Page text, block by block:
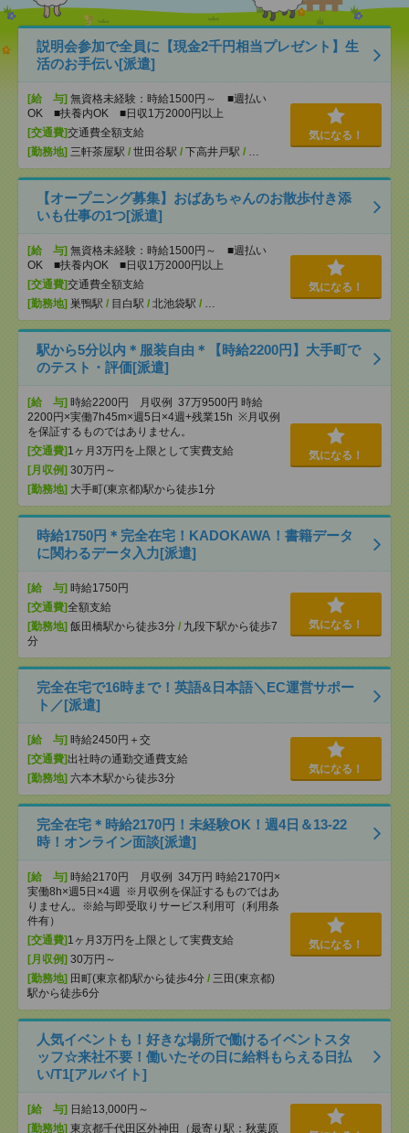
説明会参加で全員に【現金2千円相当プレゼント】生
活のお手伝い[派遣]
[給 与] 無資格未経験：時給1500円～ ■週払い
OK ■扶養内OK ■日収1万2000円以上
[交通費]交通費全額支給
[勤務地] 三軒茶屋駅 / 世田谷駅 / 下高井戸駅 /
気になる！
【オープニング募集】おばあちゃんのお散歩付き添
いも仕事の1つ[派遣]
[給 与] 無資格未経験：時給1500円～ ■週払い
OK ■扶養内OK ■日収1万2000円以上
[交通費]交通費全額支給
[勤務地] 巣鴨駅 / 目白駅 / 北池袋駅 /
気になる！
駅から5分以内＊服装自由＊【時給2200円】大手町で
のテスト・評価[派遣]
[給 与] 時給2200円 月収例 37万9500円 時給
2200円×実働7h45m×週5日×4週+残業15h ※月収例
を保証するものではありません。
[交通費]1ヶ月3万円を上限として実費支給
[月収例] 30万円～
[勤務地] 大手町(東京都)駅から徒歩1分
気になる！
時給1750円＊完全在宅！KADOKAWA！書籍データ
に関わるデータ入力[派遣]
[給 与] 時給1750円
[交通費]全額支給
[勤務地] 飯田橋駅から徒歩3分 / 九段下駅から徒歩7
分
気になる！
完全在宅で16時まで！英語&日本語＼EC運営サポー
ト／[派遣]
[給 与] 時給2450円＋交
[交通費]出社時の通勤交通費支給
[勤務地] 六本木駅から徒歩3分
気になる！
完全在宅＊時給2170円！未経験OK！週4日＆13-22
時！オンライン面談[派遣]
[給 与] 時給2170円 月収例 34万円 時給2170円×
実働8h×週5日×4週 ※月収例を保証するものではあ
りません。※給与即受取りサービス利用可（利用条
件有）
[交通費]1ヶ月3万円を上限として実費支給
[月収例] 30万円～
[勤務地] 田町(東京都)駅から徒歩4分 / 三田(東京都)
駅から徒歩6分
気になる！
人気イベントも！好きな場所で働けるイベントスタ
ッフ☆来社不要！働いたその日に給料もらえる日払
い/T1[アルバイト]
[給 与] 日給13,000円～
[勤務地] 東京都千代田区外神田（最寄り駅：秋葉原